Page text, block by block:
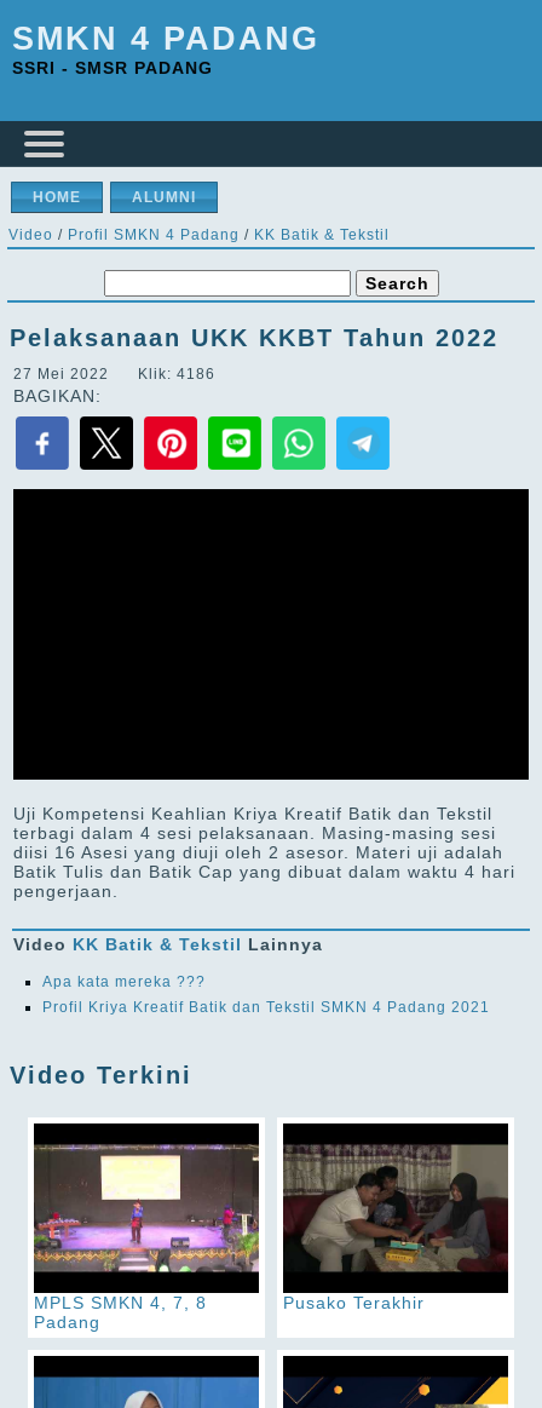
SMKN 4 PADANG
SSRI - SMSR PADANG
HOME ALUMNI
Video / Profil SMKN 4 Padang / KK Batik & Tekstil
Pelaksanaan UKK KKBT Tahun 2022
27 Mei 2022 Klik: 4186
BAGIKAN:
Uji Kompetensi Keahlian Kriya Kreatif Batik dan Tekstil
terbagi dalam 4 sesi pelaksanaan. Masing-masing sesi
diisi 16 Asesi yang diuji oleh 2 asesor. Materi uji adalah
Batik Tulis dan Batik Cap yang dibuat dalam waktu 4 hari
pengerjaan.
Video KK Batik & Tekstil Lainnya
Apa kata mereka ???
Profil Kriya Kreatif Batik dan Tekstil SMKN 4 Padang 2021
Video Terkini
MPLS SMKN 4, 7, 8
Padang
Pusako Terakhir